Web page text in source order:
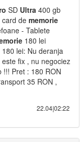
SD Ultra 400 gb
card de memorie
- Tablete
180 lei
lei: Nu deranja
fix , nu negociez
!!! Pret : 180 RON
35 RON ,
22.04|02:22